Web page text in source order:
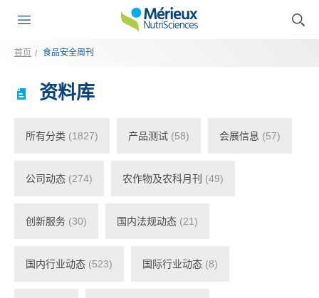
首页 食品安全周刊
资料库
所有分类 (1827) 产品测试 (58) 会展信息 (57)
公司动态 (274) 农作物及农科月刊 (49)
创新服务 (30) 国内法规动态 (21)
国内行业动态 (523) 国际行业动态 (8)